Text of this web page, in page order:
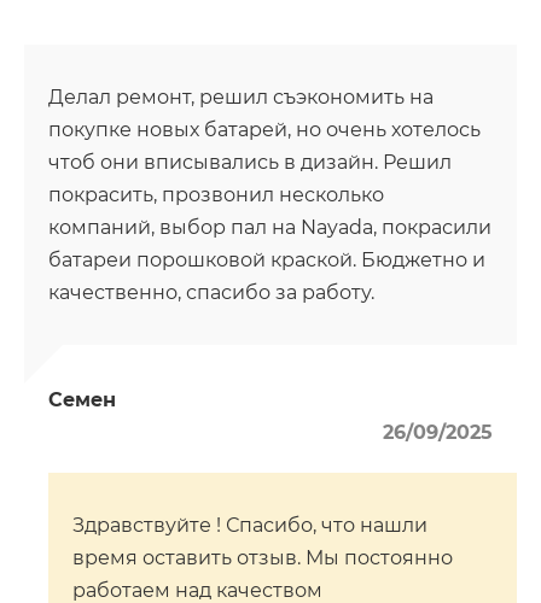
Делал ремонт, решил съэкономить на
покупке новых батарей, но очень хотелось
чтоб они вписывались в дизайн. Решил
покрасить, прозвонил несколько
компаний, выбор пал на Nayada, покрасили
батареи порошковой краской. Бюджетно и
качественно, спасибо за работу.
Семен
26/09/2025
Здравствуйте ! Спасибо, что нашли
время оставить отзыв. Мы постоянно
работаем над качеством